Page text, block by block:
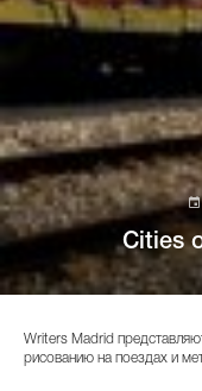
Cities
Writers Madrid
рисованию на поездах и